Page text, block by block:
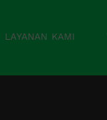
LAYANAN KAMI